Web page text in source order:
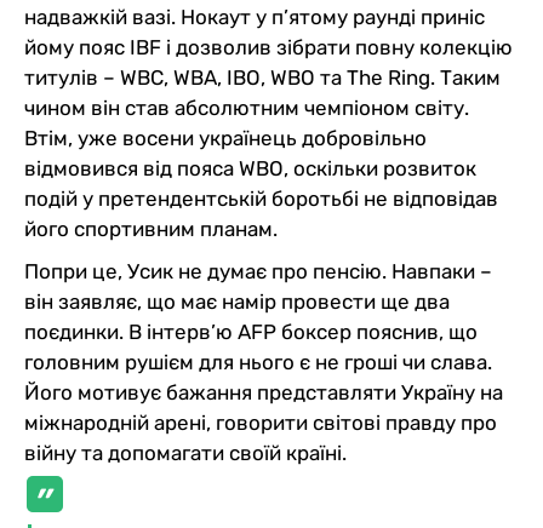
надважкій вазі. Нокаут у п’ятому раунді приніс
йому пояс IBF і дозволив зібрати повну колекцію
титулів – WBC, WBA, IBO, WBO та The Ring. Таким
чином він став абсолютним чемпіоном світу.
Втім, уже восени українець добровільно
відмовився від пояса WBO, оскільки розвиток
подій у претендентській боротьбі не відповідав
його спортивним планам.
Попри це, Усик не думає про пенсію. Навпаки –
він заявляє, що має намір провести ще два
поєдинки. В інтерв’ю AFP боксер пояснив, що
головним рушієм для нього є не гроші чи слава.
Його мотивує бажання представляти Україну на
міжнародній арені, говорити світові правду про
війну та допомагати своїй країні.